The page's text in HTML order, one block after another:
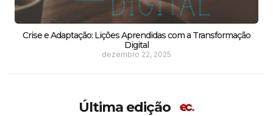
Crise e Adaptação: Lições Aprendidas com a Transformação
Digital
dezembro 22, 2025
Última edição